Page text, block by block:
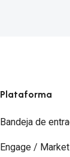
Plataforma
Bandeja de
Engage /